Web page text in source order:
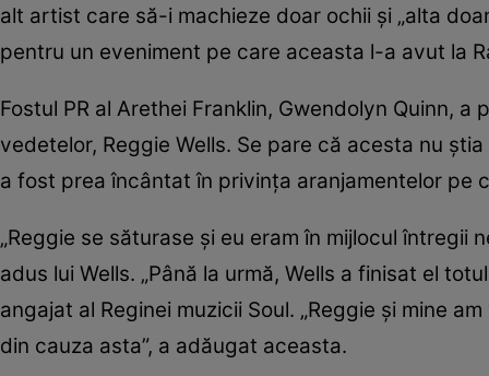
alt artist care să-i machieze doar ochii și „alta
pentru un eveniment pe care aceasta l-a avut la
Fostul PR al Arethei Franklin, Gwendolyn Quinn,
vedetelor, Reggie Wells. Se pare că acesta nu
a fost prea încântat în privința aranjamentelor pe
„Reggie se săturase și eu eram în mijlocul întregii
adus lui Wells. „Până la urmă, Wells a finisat el
angajat al Reginei muzicii Soul. „Reggie și mine
din cauza asta”, a adăugat aceasta.